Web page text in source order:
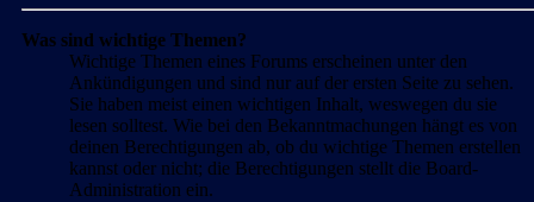
Was sind wichtige Themen?
Wichtige Themen eines Forums erscheinen unter den
Ankündigungen und sind nur auf der ersten Seite zu sehen.
Sie haben meist einen wichtigen Inhalt, weswegen du sie
lesen solltest. Wie bei den Bekanntmachungen hängt es von
deinen Berechtigungen ab, ob du wichtige Themen erstellen
kannst oder nicht; die Berechtigungen stellt die Board-
Administration ein.